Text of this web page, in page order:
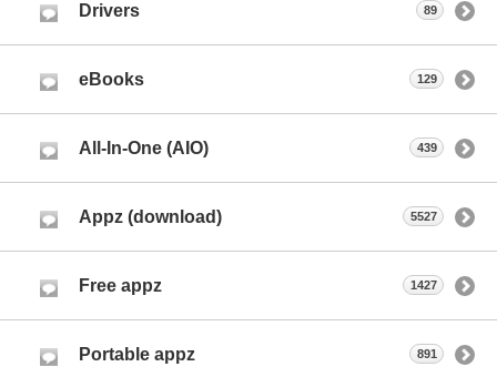
Drivers 89
eBooks 129
All-In-One (AIO) 439
Appz (download) 5527
Free appz 1427
Portable appz 891